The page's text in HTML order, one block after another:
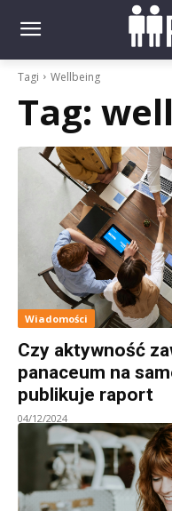
Tagi Wellbeing
Tag:
Wiadomości
Czy aktywność
panaceum na
publikuje raport
04/12/2024